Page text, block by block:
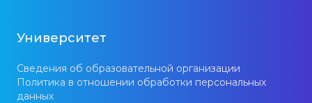
Университет
Сведения об образовательной организации
Политика в отношении обработки персональных
данных